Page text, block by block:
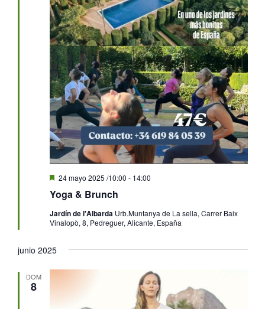
Yoga & Brunch
Destacado
24 mayo 2025 /10:00 - 14:00
Jardín de l'Albarda Urb.Muntanya de La sella, Carrer Baix
Vinalopò, 8, Pedreguer, Alicante, España
junio 2025
DOM
8